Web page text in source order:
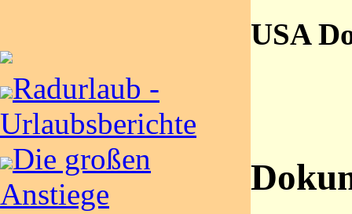
Radurlaub -
Urlaubsberichte
Die großen
Anstiege
USA